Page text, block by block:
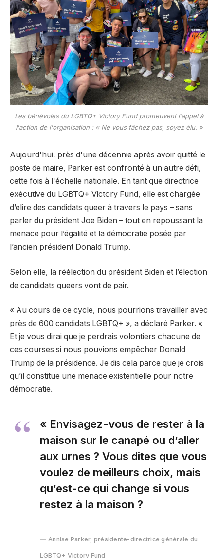
Les bénévoles du LGBTQ+ Victory Fund promeuvent l'appel à
l'action de l'organisation : « Ne vous fâchez pas, soyez élu. »
Aujourd'hui, près d'une décennie après avoir quitté le
poste de maire, Parker est confronté à un autre défi,
cette fois à l'échelle nationale. En tant que directrice
exécutive du LGBTQ+ Victory Fund, elle est chargée
d’élire des candidats queer à travers le pays – sans
parler du président Joe Biden – tout en repoussant la
menace pour l’égalité et la démocratie posée par
l’ancien président Donald Trump.
Selon elle, la réélection du président Biden et l’élection
de candidats queers vont de pair.
« Au cours de ce cycle, nous pourrions travailler avec
près de 600 candidats LGBTQ+ », a déclaré Parker. «
Et je vous dirai que je perdrais volontiers chacune de
ces courses si nous pouvions empêcher Donald
Trump de la présidence. Je dis cela parce que je crois
qu’il constitue une menace existentielle pour notre
démocratie.
« Envisagez-vous de rester à la
maison sur le canapé ou d’aller
aux urnes ? Vous dites que vous
voulez de meilleurs choix, mais
qu’est-ce qui change si vous
restez à la maison ?
Annise Parker, présidente-directrice générale du
LGBTQ+ Victory Fund